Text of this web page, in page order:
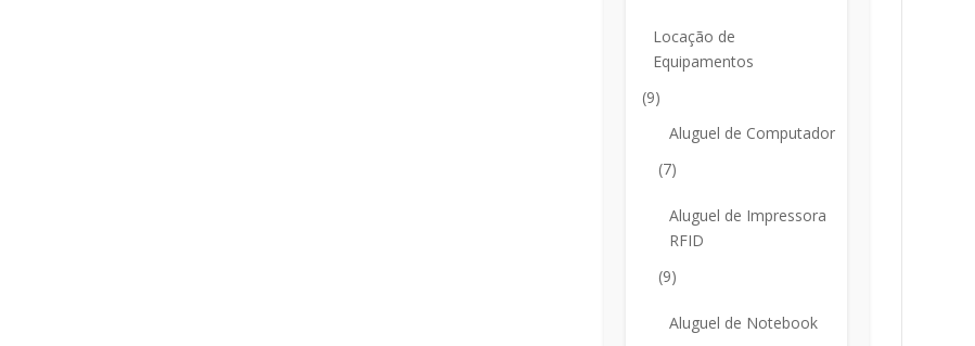
Locação de
Equipamentos
(9)
Aluguel de Computador
(7)
Aluguel de Impressora
RFID
(9)
Aluguel de Notebook